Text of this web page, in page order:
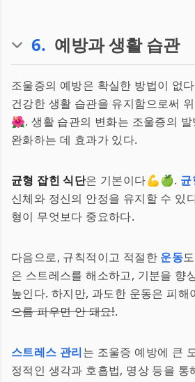
6. 예방과 생활 습관
조울증의 예방은 확실한 방법이 없
건강한 생활 습관을 유지함으로써
🌺. 생활 습관의 변화는 조울증의
완화하는 데 효과가 있다.
균형 잡힌 식단은 기본이다💪🍏.
신체와 정신의 안정을 유지할 수 있
형이 무엇보다 중요하다.
다음으로, 규칙적이고 적절한 운동
은 스트레스를 해소하고, 기분을 향
높인다. 하지만, 과도한 운동은 피해
으름 피우면 안 돼요!.
스트레스 관리는 조울증 예방에 큰
정적인 생각과 호흡법, 명상 등을 통